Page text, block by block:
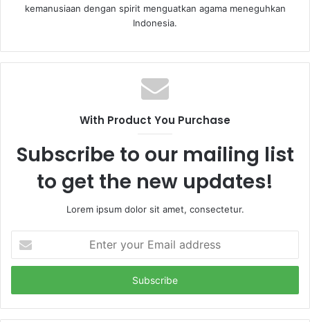
kemanusiaan dengan spirit menguatkan agama meneguhkan
Indonesia.
With Product You Purchase
Subscribe to our mailing list
to get the new updates!
Lorem ipsum dolor sit amet, consectetur.
t
r
y